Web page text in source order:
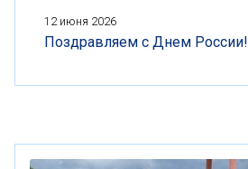
12 июня 2026
Поздравляем с Днем России!